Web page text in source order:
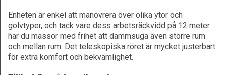
Enheten är enkel att manövrera över olika ytor och
golvtyper, och tack vare dess arbetsräckvidd på 12 meter
har du massor med frihet att dammsuga även större rum
och mellan rum. Det teleskopiska röret är mycket justerbart
för extra komfort och bekvämlighet.